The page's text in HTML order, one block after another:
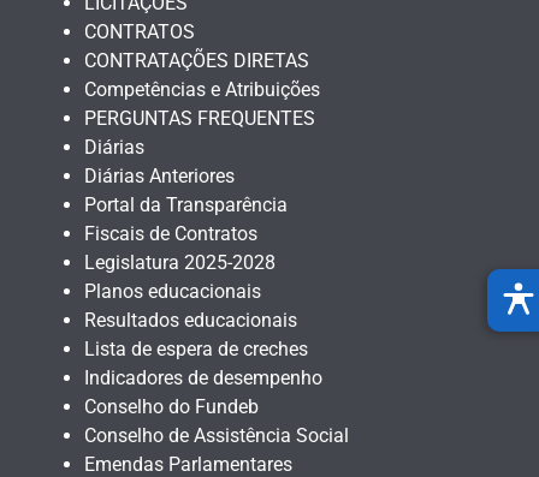
CONTRATOS
CONTRATAÇÕES DIRETAS
Competências e Atribuições
PERGUNTAS FREQUENTES
Diárias
Diárias Anteriores
Portal da Transparência
Fiscais de Contratos
Legislatura 2025-2028
Planos educacionais
Resultados educacionais
Lista de espera de creches
Indicadores de desempenho
Conselho do Fundeb
Conselho de Assistência Social
Emendas Parlamentares